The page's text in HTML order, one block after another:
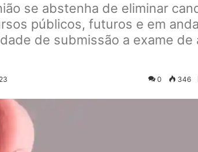
se abstenha de eliminar
públicos, futuros e em
de submissão a exame de
0 346